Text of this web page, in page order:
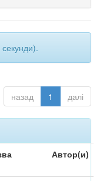
назад 1 далі
Автор(и)